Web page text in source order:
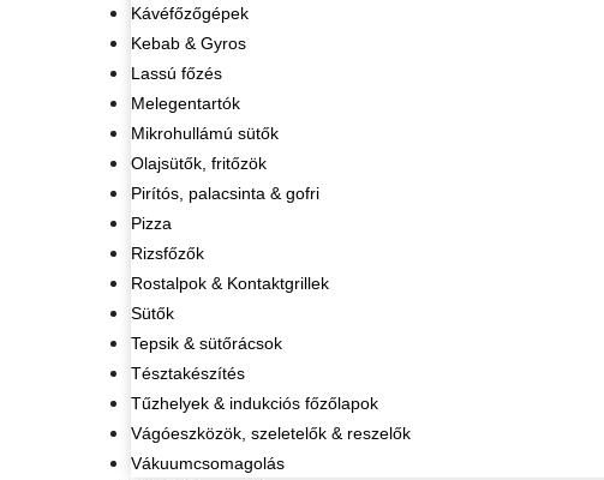
Kávéfőzőgépek
Kebab & Gyros
Lassú főzés
Melegentartók
Mikrohullámú sütők
Olajsütők, fritőzök
Pirítós, palacsinta & gofri
Pizza
Rizsfőzők
Rostalpok & Kontaktgrillek
Sütők
Tepsik & sütőrácsok
Tésztakészítés
Tűzhelyek & indukciós főzőlapok
Vágóeszközök, szeletelők & reszelők
Vákuumcsomagolás